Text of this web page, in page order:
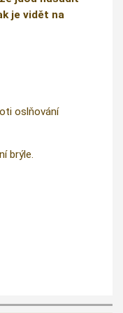
je vidět na
oslňování
brýle.